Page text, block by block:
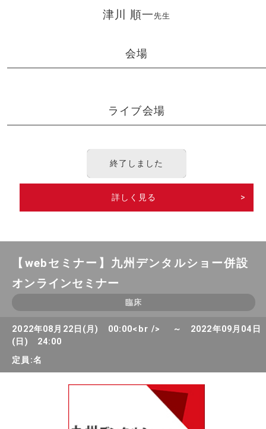
津川 順一先生
会場
ライブ会場
終了しました
詳しく見る >
【webセミナー】九州デンタルショー併設
オンラインセミナー
臨床
2022年08月22日(月) 00:00<br /> ～ 2022年09月04日
(日) 24:00
定員:名